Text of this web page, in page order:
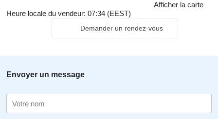
Afficher la carte
Heure locale du vendeur: 07:34 (EEST)
Demander un rendez-vous
Envoyer un message